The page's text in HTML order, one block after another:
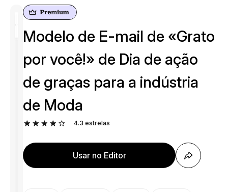
Modelo de E-mail de «Grato
por você!» de Dia de ação
de graças para a indústria
de Moda
4.3 estrelas
Usar no Editor